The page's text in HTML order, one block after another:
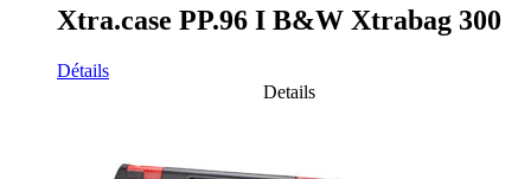
Xtra.case PP.96 I B&W Xtrabag 300
Détails
Details